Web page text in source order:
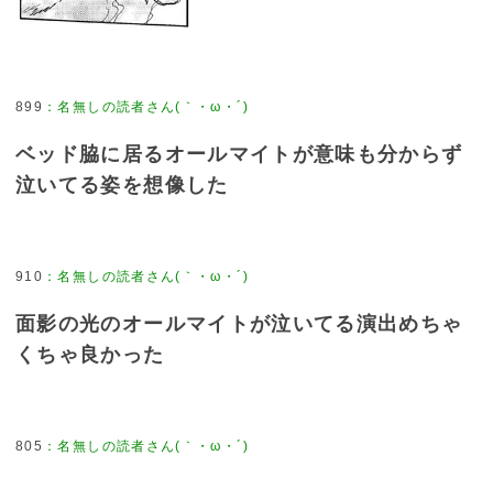
899 ：名無しの読者さん(｀・ω・´)
ベッド脇に居るオールマイトが意味も分からず
泣いてる姿を想像した
910 ：名無しの読者さん(｀・ω・´)
面影の光のオールマイトが泣いてる演出めちゃ
くちゃ良かった
805 ：名無しの読者さん(｀・ω・´)